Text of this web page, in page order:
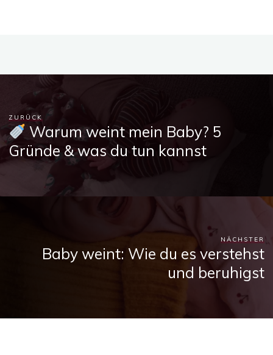
ZURÜCK
Warum weint mein Baby? 5
Gründe & was du tun kannst
NÄCHSTER
Baby weint: Wie du es verstehst
und beruhigst